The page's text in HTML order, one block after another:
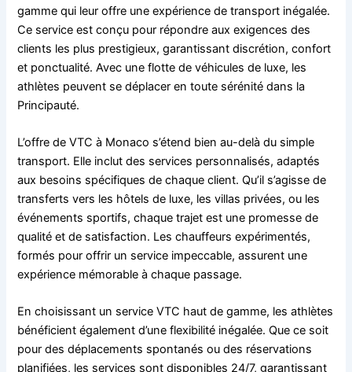
gamme qui leur offre une expérience de transport inégalée.
Ce service est conçu pour répondre aux exigences des
clients les plus prestigieux, garantissant discrétion, confort
et ponctualité. Avec une flotte de véhicules de luxe, les
athlètes peuvent se déplacer en toute sérénité dans la
Principauté.
L’offre de VTC à Monaco s’étend bien au-delà du simple
transport. Elle inclut des services personnalisés, adaptés
aux besoins spécifiques de chaque client. Qu’il s’agisse de
transferts vers les hôtels de luxe, les villas privées, ou les
événements sportifs, chaque trajet est une promesse de
qualité et de satisfaction. Les chauffeurs expérimentés,
formés pour offrir un service impeccable, assurent une
expérience mémorable à chaque passage.
En choisissant un service VTC haut de gamme, les athlètes
bénéficient également d’une flexibilité inégalée. Que ce soit
pour des déplacements spontanés ou des réservations
planifiées, les services sont disponibles 24/7, garantissant